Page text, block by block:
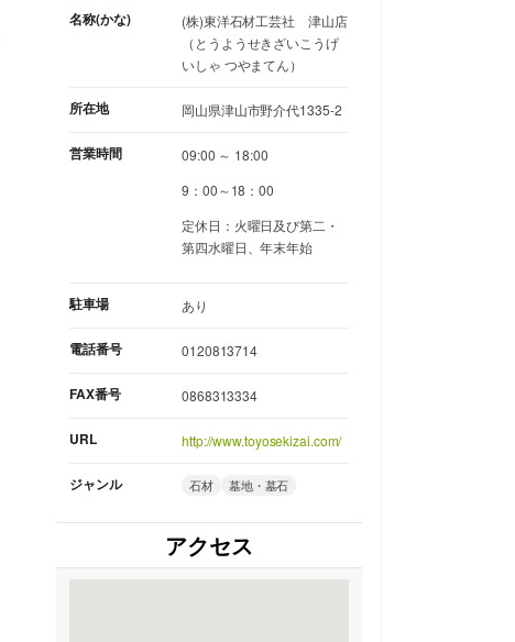
名称(かな)
(株)東洋石材工芸社 津山店
（とうようせきざいこうげ
いしゃ つやまてん）
所在地 岡山県津山市野介代1335-2
営業時間
09:00 ～ 18:00
9：00～18：00
定休日：火曜日及び第二・
第四水曜日、年末年始
駐車場 あり
電話番号 0120813714
FAX番号 0868313334
URL http://www.toyosekizai.com/
ジャンル 石材 墓地・墓石
アクセス